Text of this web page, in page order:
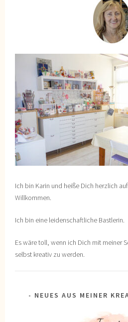
Ich bin Karin und heiße Dich herzlich
Willkommen.
Ich bin eine leidenschaftliche Bastlerin.
Es wäre toll, wenn ich Dich mit meiner
selbst kreativ zu werden.
NEUES AUS MEINER